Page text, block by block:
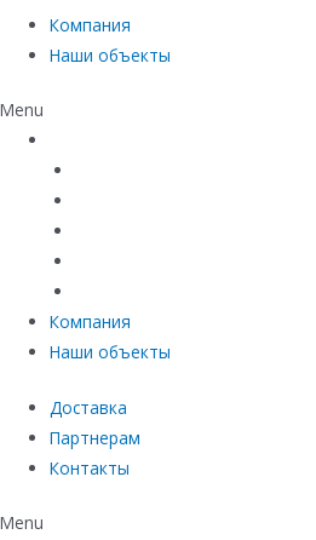
Компания
Наши объекты
Menu
Компания
Наши объекты
Доставка
Партнерам
Контакты
Menu